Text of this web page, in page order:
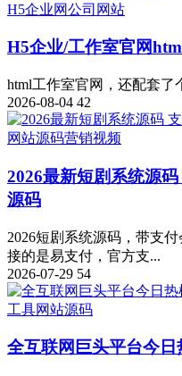
H5企业网公司网站
H5企业/工作室官网
html工作室官网，还配套了
2026-08-04 42
网站源码营销视频
2026最新短剧系统源
源码
2026短剧系统源码，带支
接的是易支付，官方支...
2026-07-29 54
工具网站源码
全互联网巨头平台今日